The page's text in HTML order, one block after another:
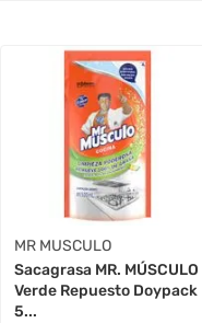
MR MUSCULO
Sacagrasa MR. MÚSCULO
Verde Repuesto Doypack
5...